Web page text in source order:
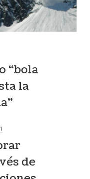
“bola
la
de